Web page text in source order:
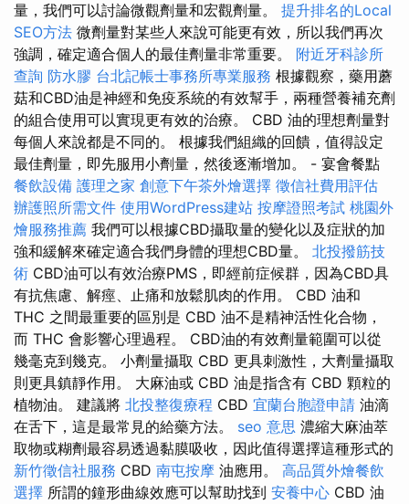
量，我們可以討論微觀劑量和宏觀劑量。 提升排名的Local
SEO方法 微劑量對某些人來說可能更有效，所以我們再次
強調，確定適合個人的最佳劑量非常重要。 附近牙科診所
查詢 防水膠 台北記帳士事務所專業服務 根據觀察，藥用蘑
菇和CBD油是神經和免疫系統的有效幫手，兩種營養補充劑
的組合使用可以實現更有效的治療。 CBD 油的理想劑量對
每個人來說都是不同的。 根據我們組織的回饋，值得設定
最佳劑量，即先服用小劑量，然後逐漸增加。 - 宴會餐點
餐飲設備 護理之家 創意下午茶外燴選擇 徵信社費用評估
辦護照所需文件 使用WordPress建站 按摩證照考試 桃園外
燴服務推薦 我們可以根據CBD攝取量的變化以及症狀的加
強和緩解來確定適合我們身體的理想CBD量。 北投撥筋技
術 CBD油可以有效治療PMS，即經前症候群，因為CBD具
有抗焦慮、解痙、止痛和放鬆肌肉的作用。 CBD 油和
THC 之間最重要的區別是 CBD 油不是精神活性化合物，
而 THC 會影響心理過程。 CBD油的有效劑量範圍可以從
幾毫克到幾克。 小劑量攝取 CBD 更具刺激性，大劑量攝取
則更具鎮靜作用。 大麻油或 CBD 油是指含有 CBD 顆粒的
植物油。 建議將 北投整復療程 CBD 宜蘭台胞證申請 油滴
在舌下，這是最常見的給藥方法。 seo 意思 濃縮大麻油萃
取物或糊劑最容易透過黏膜吸收，因此值得選擇這種形式的
新竹徵信社服務 CBD 南屯按摩 油應用。 高品質外燴餐飲
選擇 所謂的鐘形曲線效應可以幫助找到 安養中心 CBD 油